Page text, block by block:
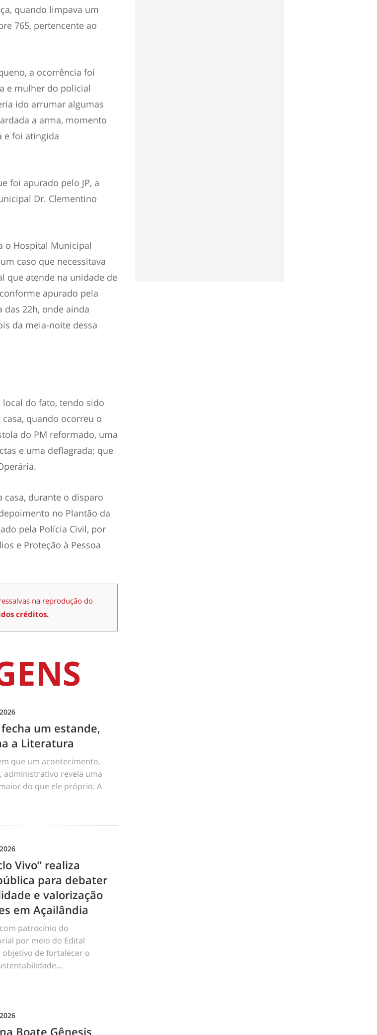
quando limpava um
765, pertencente ao
a ocorrência foi
e mulher do policial
ido arrumar algumas
a arma, momento
e foi atingida
foi apurado pelo JP, a
Dr. Clementino
o Hospital Municipal
caso que necessitava
que atende na unidade de
apurado pela
das 22h, onde ainda
da meia-noite dessa
do fato, tendo sido
quando ocorreu o
do PM reformado, uma
e uma deflagrada; que
durante o disparo
no Plantão da
pela Polícia Civil, por
e Proteção à Pessoa
na reprodução do
créditos.
um estande,
a Literatura
que um acontecimento,
administrativo revela uma
do que ele próprio. A
Vivo” realiza
para debater
e valorização
em Açailândia
patrocínio do
por meio do Edital
objetivo de fortalecer o
Boate Gênesis